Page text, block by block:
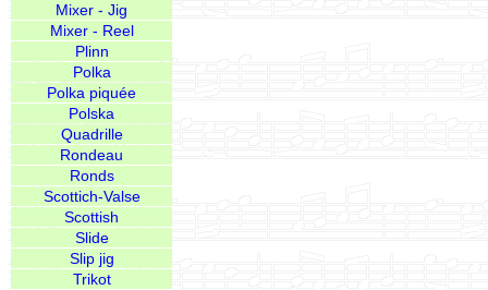
Mixer - Jig
Mixer - Reel
Plinn
Polka
Polka piquée
Polska
Quadrille
Rondeau
Ronds
Scottich-Valse
Scottish
Slide
Slip jig
Trikot